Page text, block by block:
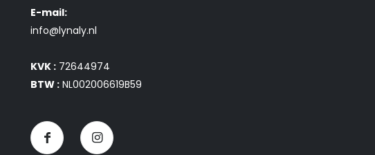
E-mail:
info@lynaly.nl
KVK : 72644974
BTW : NL002006619B59